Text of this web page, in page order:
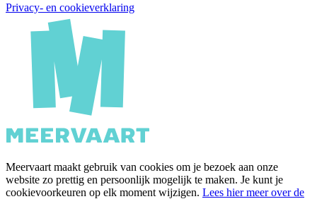
Privacy- en cookieverklaring
Meervaart maakt gebruik van cookies om je bezoek aan onze
website zo prettig en persoonlijk mogelijk te maken. Je kunt je
cookievoorkeuren op elk moment wijzigen. Lees hier meer over de